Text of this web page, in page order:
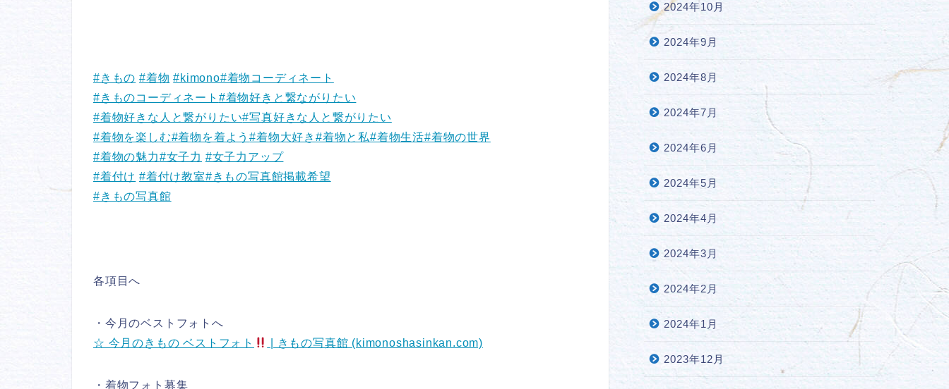
#きもの #着物 #kimono#着物コーディネート
#きものコーディネート #着物好きと繋ながりたい
#着物好きな人と繋がりたい#写真好きな人と繋がりたい
#着物を楽しむ#着物を着よう#着物大好き#着物と私#着物生活#着物の世界
#着物の魅力#女子力 #女子力アップ
#着付け #着付け教室#きもの写真館掲載希望
#きもの写真館
各項目へ
・今月のベストフォトへ
☆ 今月のきもの ベストフォト
| きもの写真館 (kimonoshasinkan.com)
・着物フォト募集
2024年10月
2024年9月
2024年8月
2024年7月
2024年6月
2024年5月
2024年4月
2024年3月
2024年2月
2024年1月
2023年12月